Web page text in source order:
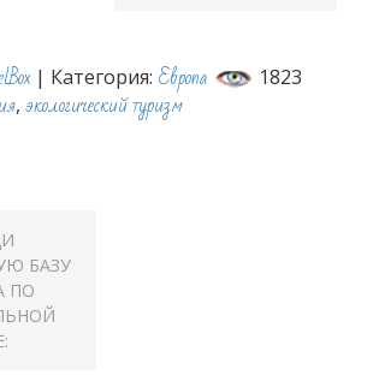
| Категория: Европа
1823
, экологический туризм
БАЗУ
ПО